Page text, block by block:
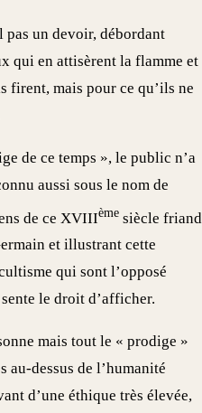
pas un devoir, débordant
qui en attisèrent la flamme et
firent, mais pour ce qu’ils ne
de ce temps », le public n’a
aussi sous le nom de
de ce XVIIIème siècle friand
et illustrant cette
qui sont l’opposé
le droit d’afficher.
mais tout le « prodige »
dessus de l’humanité
d’une éthique très élevée,